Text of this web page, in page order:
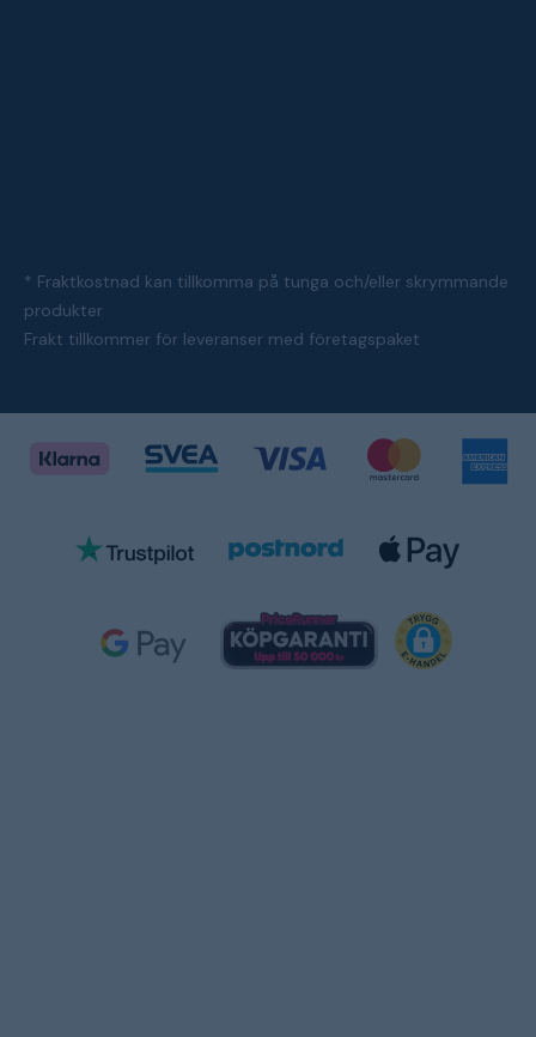
* Fraktkostnad kan tillkomma på tunga och/eller skrymmande
produkter
Frakt tillkommer för leveranser med företagspaket